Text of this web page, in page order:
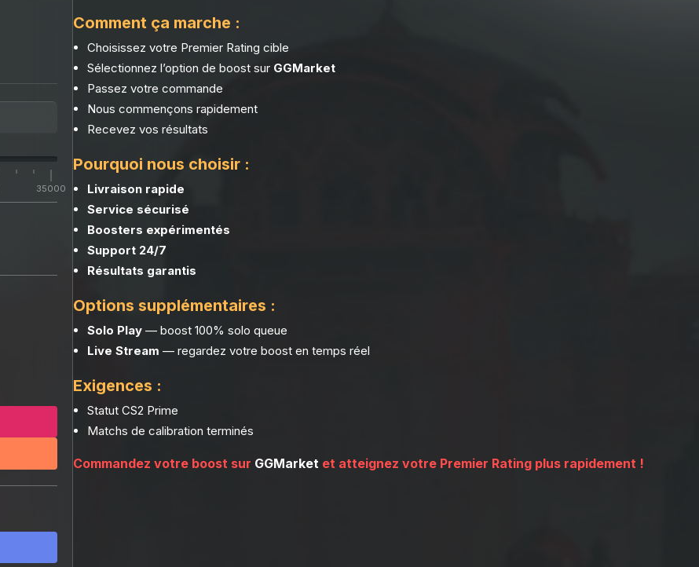
35000
Comment ça marche :
Choisissez votre Premier Rating cible
Sélectionnez l’option de boost sur GGMarket
Passez votre commande
Nous commençons rapidement
Recevez vos résultats
Pourquoi nous choisir :
Livraison rapide
Service sécurisé
Boosters expérimentés
Support 24/7
Résultats garantis
Options supplémentaires :
Solo Play — boost 100% solo queue
Live Stream — regardez votre boost en temps réel
Exigences :
Statut CS2 Prime
Matchs de calibration terminés
Commandez votre boost sur GGMarket et atteignez votre Premier Rating plus rapidement !